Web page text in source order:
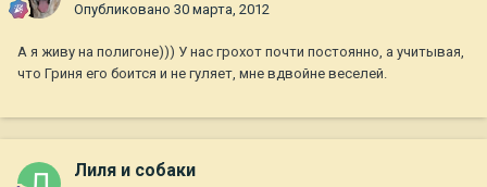
Опубликовано 30 марта, 2012
А я живу на полигоне))) У нас грохот почти постоянно, а учитывая,
что Гриня его боится и не гуляет, мне вдвойне веселей.
Лиля и собаки